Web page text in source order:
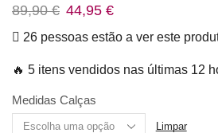
89,90€ 44,95 €
26 pessoas estão a ver este
🔥 5 itens vendidos nas últimas 12
Medidas Calças
Limpar